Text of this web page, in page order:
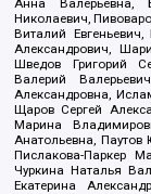
Анна Валерьевна,
Николаевич,
Виталий
Александрович,
Шведов Григорий
Валерий
Александровна,
Щаров Сергей
Марина
Анатольевна,
Пислакова-Паркер
Чуркина Наталья
Екатерина